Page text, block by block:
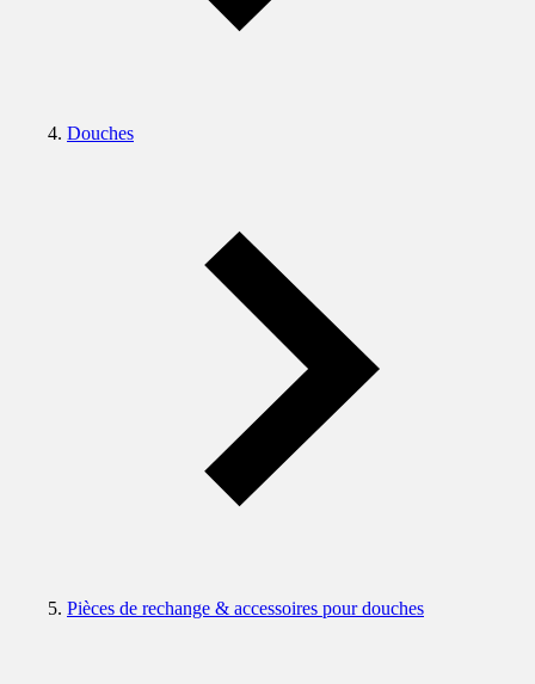
Douches
Pièces de rechange & accessoires pour douches